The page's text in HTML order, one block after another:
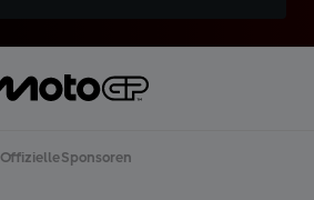
Offizielle Sponsoren